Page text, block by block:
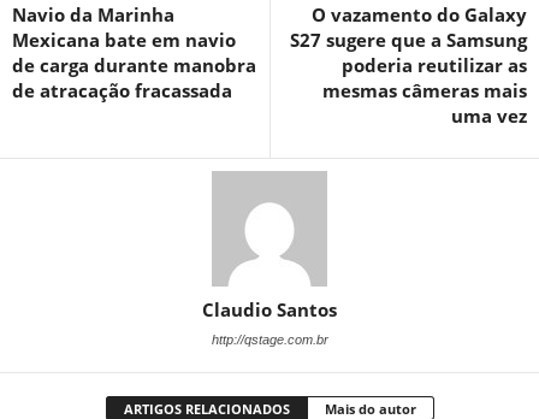
Navio da Marinha
Mexicana bate em navio
de carga durante manobra
de atracação fracassada
O vazamento do Galaxy
S27 sugere que a Samsung
poderia reutilizar as
mesmas câmeras mais
uma vez
Claudio Santos
http://qstage.com.br
ARTIGOS RELACIONADOS Mais do autor